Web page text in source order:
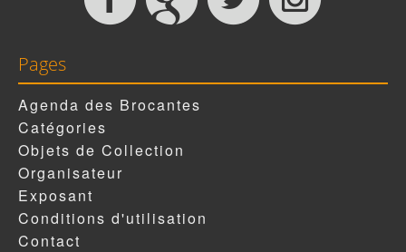
Pages
Agenda des Brocantes
Catégories
Objets de Collection
Organisateur
Exposant
Conditions d'utilisation
Contact